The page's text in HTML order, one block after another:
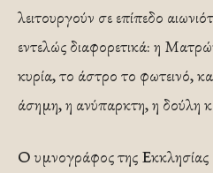
λειτουργούν σε επίπεδο
εντελώς διαφορετικά: η
κυρία, το άστρο το φωτεινό,
άσημη, η ανύπαρκτη, η δούλη
Ο υμνογράφος της